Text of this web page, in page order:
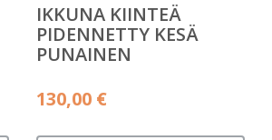
IKKUNA KIINTEÄ
PIDENNETTY KESÄ
PUNAINEN
130,00 €